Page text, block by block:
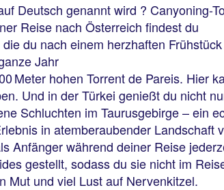
Deutsch genannt wird ? Canyoning-
Reise nach Österreich findest du
du nach einem herzhaften
Jahr
Meter hohen Torrent de Pareis. Hier
Und in der Türkei genießt du nicht
Schluchten im Taurusgebirge – ein
in atemberaubender Landschaft
Anfänger während deiner Reise
gestellt, sodass du sie nicht im
Mut und viel Lust auf Nervenkitzel.